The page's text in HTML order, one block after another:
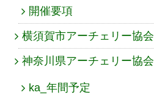
開催要項
横須賀市アーチェリー協会
神奈川県アーチェリー協会
ka_年間予定